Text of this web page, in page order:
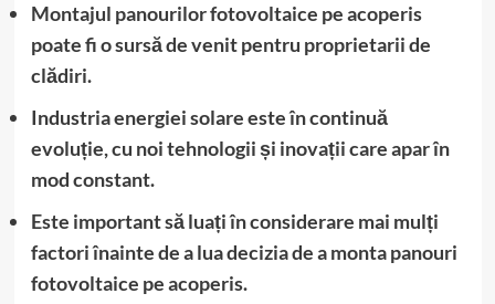
Montajul panourilor fotovoltaice pe acoperis
poate fi o sursă de venit pentru proprietarii de
clădiri.
Industria energiei solare este în continuă
evoluție, cu noi tehnologii și inovații care apar în
mod constant.
Este important să luați în considerare mai mulți
factori înainte de a lua decizia de a monta panouri
fotovoltaice pe acoperis.